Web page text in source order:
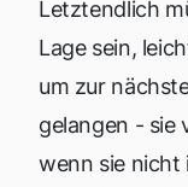
Letztendlich
Lage sein,
um zur
gelangen - sie
wenn sie nicht